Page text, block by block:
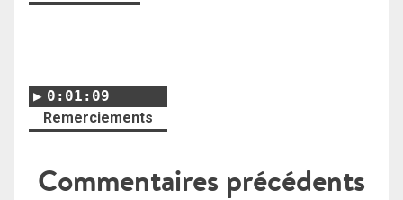
0:01:09
Remerciements
Commentaires précédents